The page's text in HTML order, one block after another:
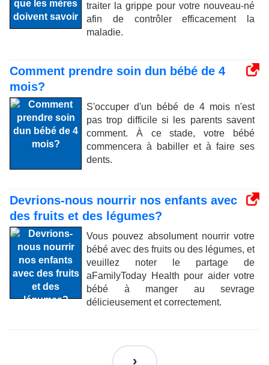
traiter la grippe pour votre nouveau-né
afin de contrôler efficacement la
maladie.
Comment prendre soin dun bébé de 4
mois?
S'occuper d'un bébé de 4 mois n'est
pas trop difficile si les parents savent
comment. À ce stade, votre bébé
commencera à babiller et à faire ses
dents.
Devrions-nous nourrir nos enfants avec
des fruits et des légumes?
Vous pouvez absolument nourrir votre
bébé avec des fruits ou des légumes, et
veuillez noter le partage de
aFamilyToday Health pour aider votre
bébé à manger au sevrage
délicieusement et correctement.